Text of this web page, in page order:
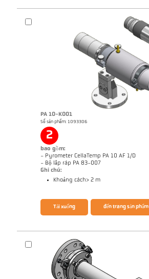
PA 10-K001
Số sản phẩm: 1093306
2
bao gồm:
- Pyrometer CellaTemp PA 10 AF 1/D
- Bộ lắp ráp PA 83-007
Ghi chú:
Khoảng cách> 2 m
Brochure CellaTemp PA
Tải xuống đến trang sản phẩm